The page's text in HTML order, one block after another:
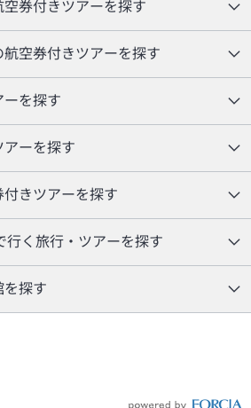
券付きツアーを探す
空券付きツアーを探す
ーを探す
ーを探す
きツアーを探す
行く旅行・ツアーを探す
を探す